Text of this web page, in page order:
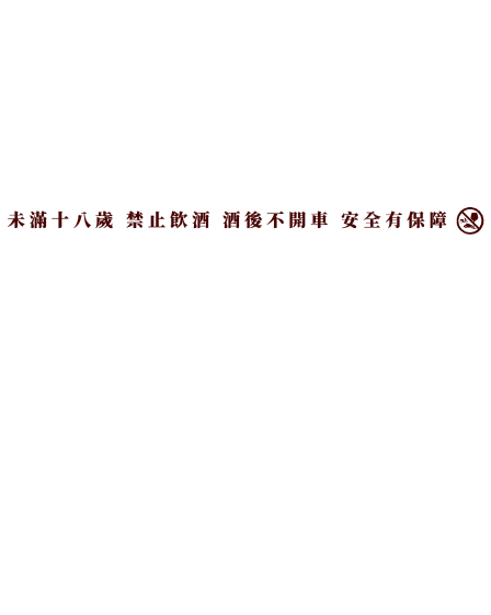
Hot News | 熱新聞 Interviews | 酒客行